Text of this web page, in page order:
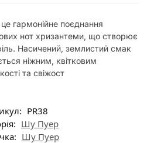
гармонійне поєднання
нот хризантеми, що створює
Насичений, землистий смак
ніжним, квітковим
та свіжост
PR38
Шу Пуер
Шу Пуер